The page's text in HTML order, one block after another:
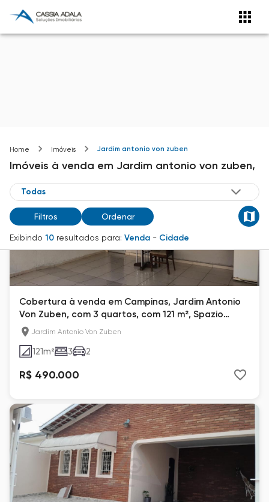
Home Imóveis Jardim antonio von zuben
Imóveis à venda em Jardim antonio von zuben,
Filtros Ordenar
Exibindo 10 resultados para: Venda - Cidade
Cobertura à venda em Campinas, Jardim Antonio
Von Zuben, com 3 quartos, com 121 m², Spazio
Confiance
Jardim Antonio Von Zuben
121m² 3 2
R$ 490.000